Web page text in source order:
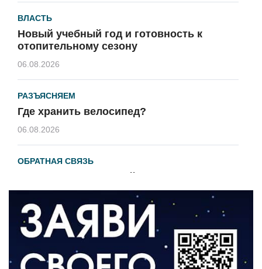
ВЛАСТЬ
Новый учебный год и готовность к
отопительному сезону
06.08.2026
РАЗЪЯСНЯЕМ
Где хранить велосипед?
06.08.2026
ОБРАТНАЯ СВЯЗЬ
Администрация онлайн
ВЛАСТЬ
День памяти и «Симфония народов»
06.08.2026